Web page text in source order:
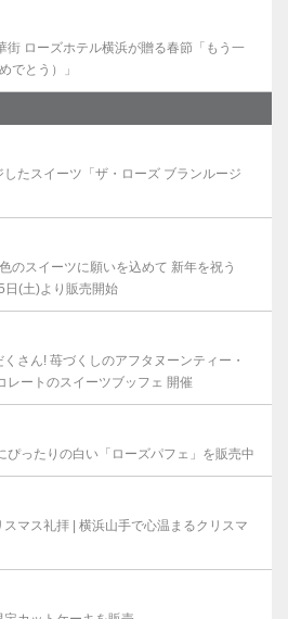
街 ローズホテル横浜が贈る春節「もう一
でとう）」
たスイーツ「ザ・ローズ ブランルージ
のスイーツに願いを込めて 新年を祝う
日(土)より販売開始
さん! 苺づくしのアフタヌーンティー・
レートのスイーツブッフェ 開催
ぴったりの白い「ローズパフェ」を販売中
マス礼拝 | 横浜山手で心温まるクリスマ